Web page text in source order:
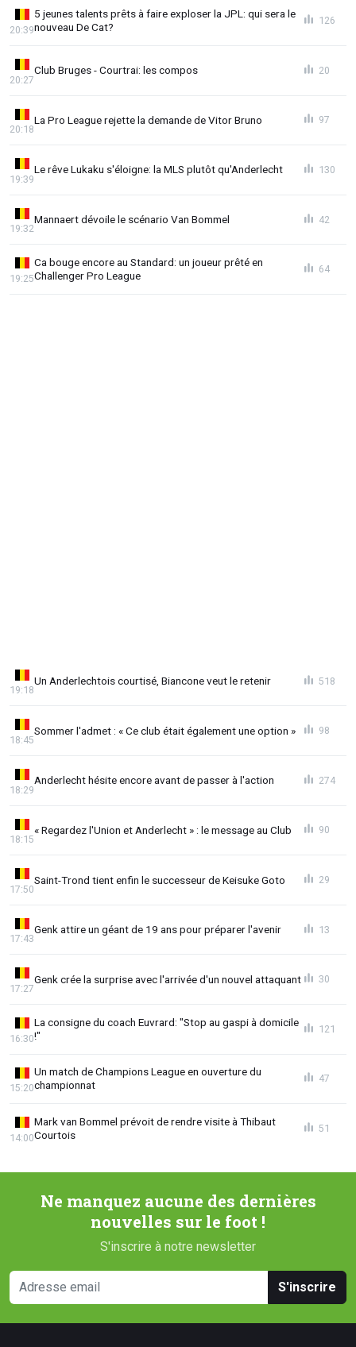
5 jeunes talents prêts à faire exploser la JPL: qui sera le
nouveau De Cat?
20:39
126
Club Bruges - Courtrai: les compos
20:27
20
La Pro League rejette la demande de Vitor Bruno
20:18
97
Le rêve Lukaku s'éloigne: la MLS plutôt qu'Anderlecht
19:39
130
Mannaert dévoile le scénario Van Bommel
19:32
42
Ca bouge encore au Standard: un joueur prêté en
Challenger Pro League
19:25
64
Un Anderlechtois courtisé, Biancone veut le retenir
19:18
518
Sommer l'admet : « Ce club était également une option »
18:45
98
Anderlecht hésite encore avant de passer à l'action
18:29
274
« Regardez l'Union et Anderlecht » : le message au Club
18:15
90
Saint-Trond tient enfin le successeur de Keisuke Goto
17:50
29
Genk attire un géant de 19 ans pour préparer l'avenir
17:43
13
Genk crée la surprise avec l'arrivée d'un nouvel attaquant
17:27
30
La consigne du coach Euvrard: "Stop au gaspi à domicile
!"
16:30
121
Un match de Champions League en ouverture du
championnat
15:20
47
Mark van Bommel prévoit de rendre visite à Thibaut
Courtois
14:00
51
Ne manquez aucune des dernières
nouvelles sur le foot !
S'inscrire à notre newsletter
S'inscrire